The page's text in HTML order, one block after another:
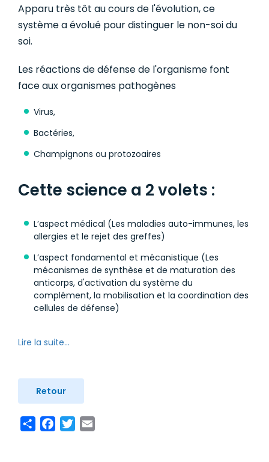
Apparu très tôt au cours de l'évolution, ce
système a évolué pour distinguer le non-soi du
soi.
Les réactions de défense de l'organisme font
face aux organismes pathogènes
Virus,
Bactéries,
Champignons ou protozoaires
Cette science a 2 volets :
L’aspect médical (Les maladies auto-immunes, les
allergies et le rejet des greffes)
L’aspect fondamental et mécanistique (Les
mécanismes de synthèse et de maturation des
anticorps, d'activation du système du
complément, la mobilisation et la coordination des
cellules de défense)
Lire la suite...
Retour
ShareFacebook
Twitter